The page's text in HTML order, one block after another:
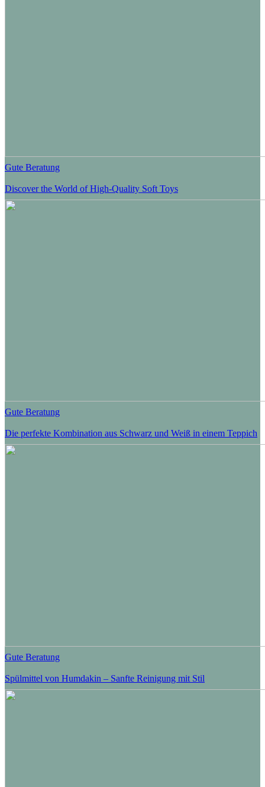
Gute Beratung
Discover the World of High-Quality Soft Toys
Gute Beratung
Die perfekte Kombination aus Schwarz und Weiß in einem Teppich
Gute Beratung
Spülmittel von Humdakin – Sanfte Reinigung mit Stil